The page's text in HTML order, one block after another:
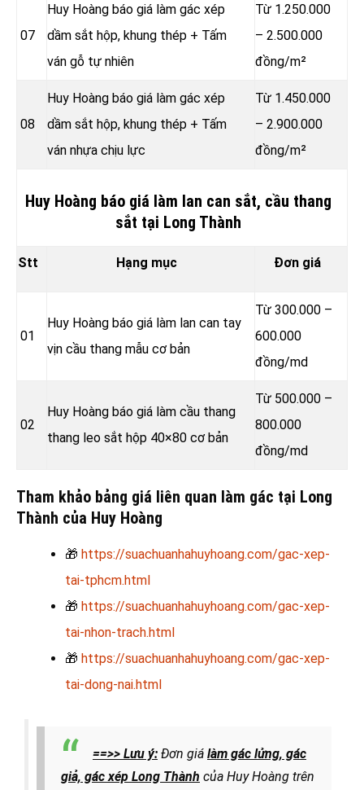
07
Huy Hoàng báo giá làm gác xép
dầm sắt hộp, khung thép + Tấm
ván gỗ tự nhiên
Từ 1.250.000
– 2.500.000
đồng/m²
08
Huy Hoàng báo giá làm gác xép
dầm sắt hộp, khung thép + Tấm
ván nhựa chịu lực
Từ 1.450.000
– 2.900.000
đồng/m²
Huy Hoàng báo giá làm lan can sắt, cầu thang
sắt tại Long Thành
Stt Hạng mục Đơn giá
01
Huy Hoàng báo giá làm lan can tay
vịn cầu thang mẫu cơ bản
Từ 300.000 –
600.000
đồng/md
02
Huy Hoàng báo giá làm cầu thang
thang leo sắt hộp 40×80 cơ bản
Từ 500.000 –
800.000
đồng/md
Tham khảo bảng giá liên quan làm gác tại Long
Thành của Huy Hoàng
🎁 https://suachuanhahuyhoang.com/gac-xep-
tai-tphcm.html
🎁 https://suachuanhahuyhoang.com/gac-xep-
tai-nhon-trach.html
🎁 https://suachuanhahuyhoang.com/gac-xep-
tai-dong-nai.html
==>> Lưu ý: Đơn giá làm gác lửng, gác
giả, gác xép Long Thành của Huy Hoàng trên